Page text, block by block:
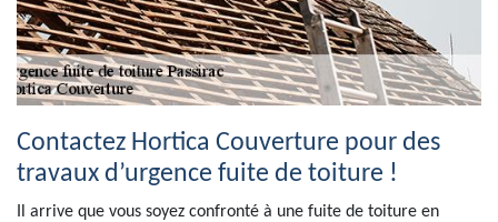
Contactez Hortica Couverture pour des
travaux d’urgence fuite de toiture !
Il arrive que vous soyez confronté à une fuite de toiture en